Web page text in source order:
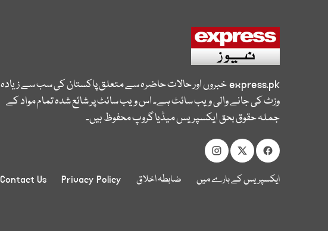
express.pkخبروں اور حالات حاضرہ سے متعلق پاکستان کی سب سے زیادہ
وزٹ کی جانے والی ویب سائٹ ہے۔ اس ویب سائٹ پر شائع شدہ تمام مواد کے
جملہ حقوق بحق ایکسپریس میڈیا گروپ محفوظ ہیں۔
ایکسپریس کے بارے میں ضابطہ اخلاق Privacy Policy
Contact Us